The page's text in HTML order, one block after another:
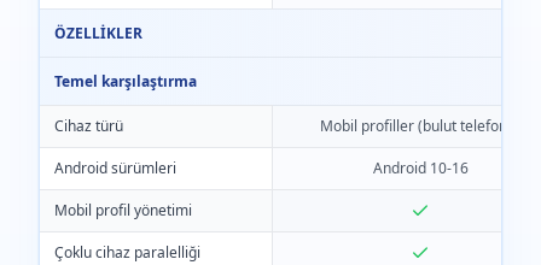
ÖZELLİKLER
Temel karşılaştırma
Cihaz türü Mobil profiller (bulut telefonu)
Android sürümleri Android 10-16
Mobil profil yönetimi
Çoklu cihaz paralelliği